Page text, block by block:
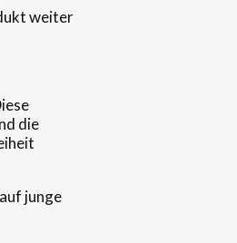
weiter
die
junge